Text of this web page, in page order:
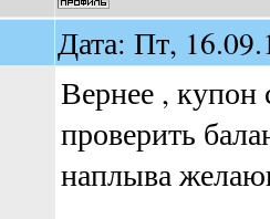
Дата: Пт,
Вернее , купон
проверить
наплыва